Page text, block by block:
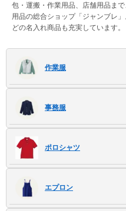
FAX注文用紙の印刷
ジャンブレの特長
名入れ刺繍
カタログ請求（
試着サンプル
キャンペーン
おすすめ
売れ筋
オリジナル
処分品
販売終了
販売価格(税抜き)で絞る
包・運搬・作業用品、店舗用品ま
用品の総合ショップ「ジャンブレ
どの名入れ商品も充実しています。
作業服
事務服
ポロシャツ
エプロン